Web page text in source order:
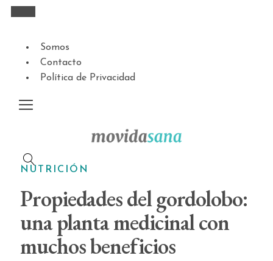
Somos
Contacto
Política de Privacidad
NUTRICIÓN
Propiedades del gordolobo:
una planta medicinal con
muchos beneficios